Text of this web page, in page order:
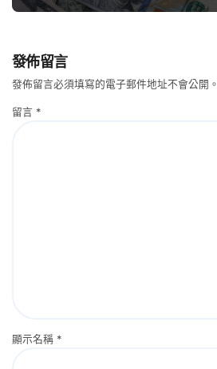
發佈留言
發佈留言必須填寫的電子郵件地址不會公開。
留言 *
顯示名稱 *